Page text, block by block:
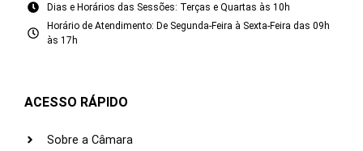
Dias e Horários das Sessões: Terças e Quartas às 10h
Horário de Atendimento: De Segunda-Feira à Sexta-Feira das 09h
às 17h
ACESSO RÁPIDO
Sobre a Câmara